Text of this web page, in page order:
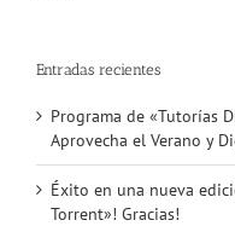
Entradas recientes
Programa de «Tutorías
Aprovecha el Verano y
Éxito en una nueva
Torrent»! Gracias!